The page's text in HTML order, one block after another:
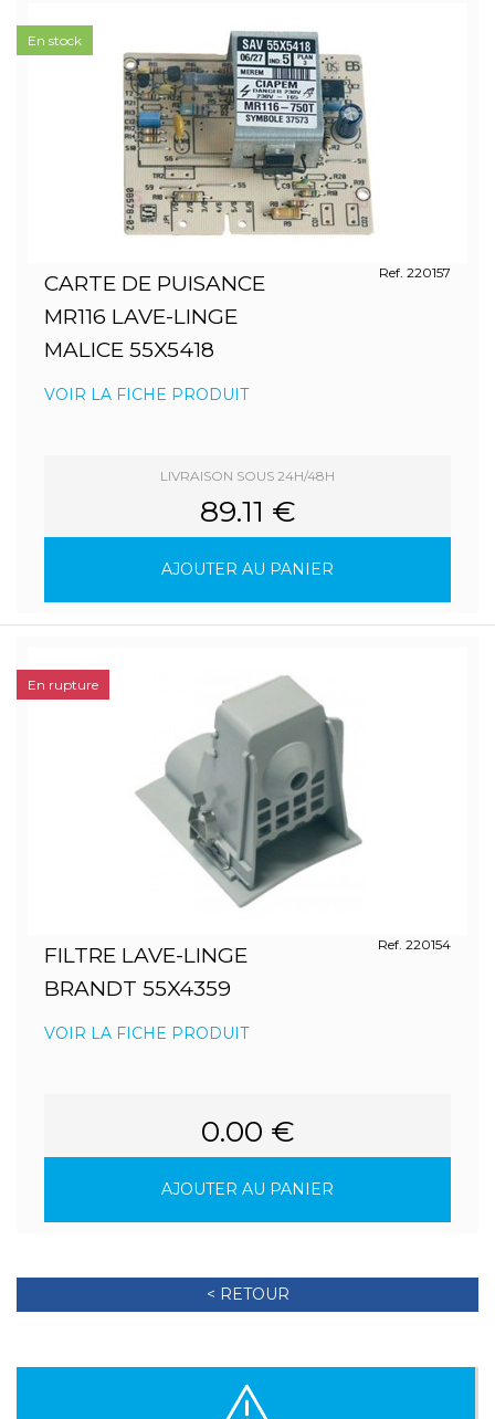
CARTE DE PUISANCE
MR116 LAVE-LINGE
MALICE 55X5418
Ref. 220157
VOIR LA FICHE PRODUIT
LIVRAISON SOUS 24H/48H
89.11 €
AJOUTER AU PANIER
En stock
FILTRE LAVE-LINGE
BRANDT 55X4359
Ref. 220154
VOIR LA FICHE PRODUIT
0.00 €
AJOUTER AU PANIER
En rupture
< RETOUR